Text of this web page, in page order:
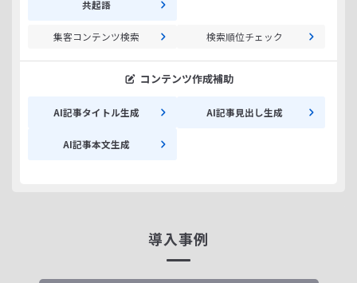
共起語
集客コンテンツ検索 検索順位チェック
コンテンツ作成補助
AI記事タイトル生成 AI記事見出し生成
AI記事本文生成
導入事例